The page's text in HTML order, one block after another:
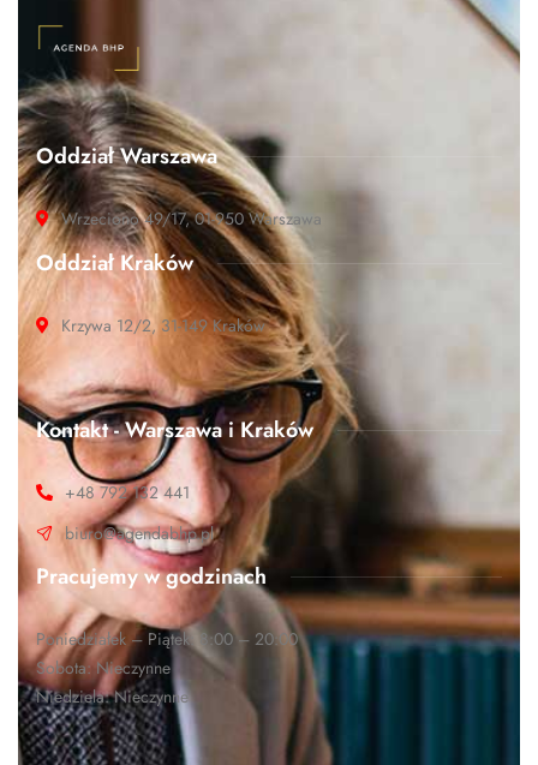
Oddział Warszawa
Wrzeciono 49/17, 01-950 Warszawa
Oddział Kraków
Krzywa 12/2, 31-149 Kraków
Kontakt - Warszawa i Kraków
+48 792 132 441
biuro@agendabhp.pl
Pracujemy w godzinach
Poniedziałek – Piątek: 8:00 – 20:00
Sobota: Nieczynne
Niedziela: Nieczynne